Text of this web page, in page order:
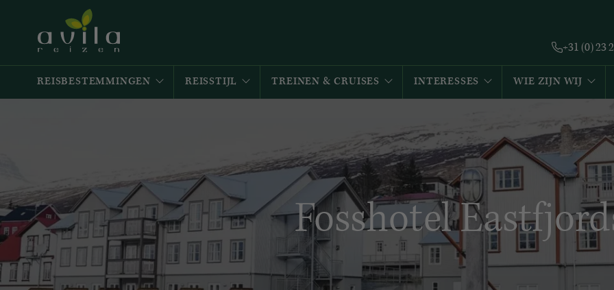
+31 (0) 23
REISBESTEMMINGEN REISSTIJL TREINEN & CRUISES INTERESSES WIE ZIJN WIJ
Fosshotel